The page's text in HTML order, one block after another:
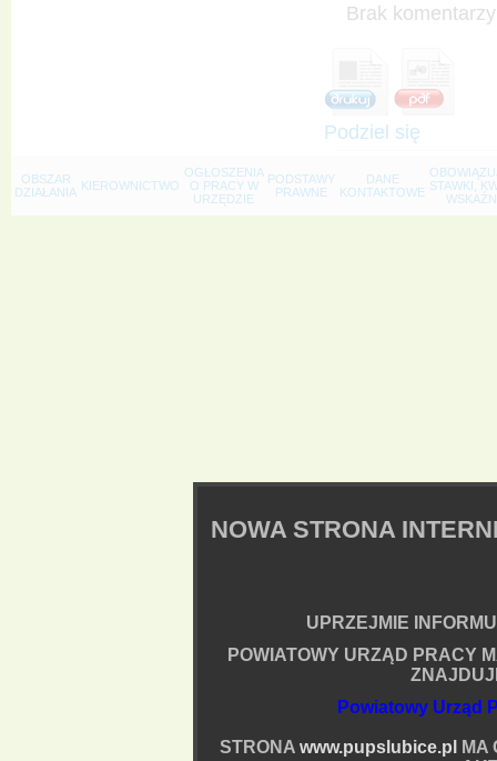
Brak
Podziel się
OBSZAR
DZIAŁANIA KIEROWNICTWO
OGŁOSZENIA
O PRACY W
URZĘDZIE
PODSTAWY
PRAWNE
DANE
KONTAKTOWE STAWKI,
NOWA STRONA
UPRZEJMIE
POWIATOWY URZĄD PRACY
Powiatowy Urząd
STRONA www.pupslubice.pl
MA